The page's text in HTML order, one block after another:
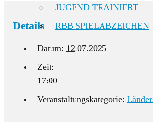
JUGEND TRAINIERT
RBB SPIELABZEICHEN
Details
Datum: 12.07.2025
Zeit:
17:00
Veranstaltungskategorie: